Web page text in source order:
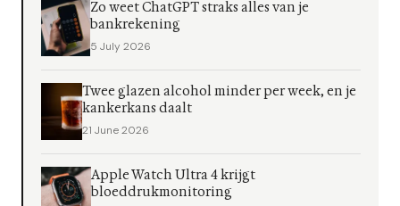
Zo weet ChatGPT straks alles van je
bankrekening
5 July 2026
Twee glazen alcohol minder per week, en je
kankerkans daalt
21 June 2026
Apple Watch Ultra 4 krijgt
bloeddrukmonitoring